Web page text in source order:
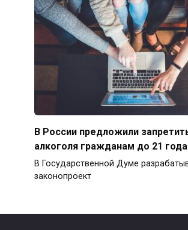
В России предложили
алкоголя гражданам до 21 года
В Государственной Думе
законопроект